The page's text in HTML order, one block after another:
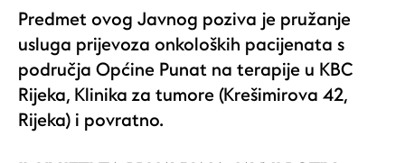
Predmet ovog Javnog poziva je pružanje
usluga prijevoza onkoloških pacijenata s
područja Općine Punat na terapije u KBC
Rijeka, Klinika za tumore (Krešimirova 42,
Rijeka) i povratno.